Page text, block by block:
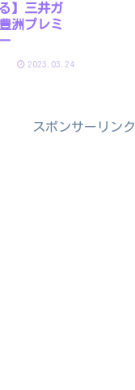
】三井ガ
洲プレミ
2023.03.24
スポンサーリンク